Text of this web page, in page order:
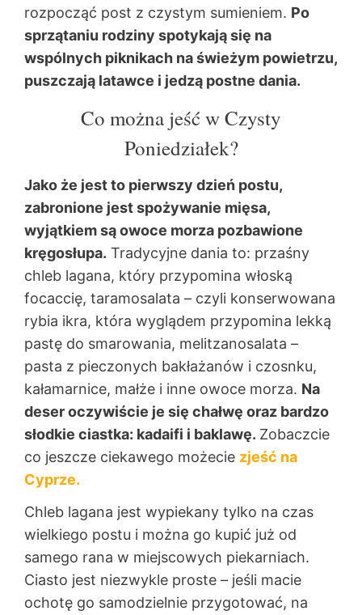
rozpocząć post z czystym sumieniem. Po
sprzątaniu rodziny spotykają się na
wspólnych piknikach na świeżym powietrzu,
puszczają latawce i jedzą postne dania.
Co można jeść w Czysty
Poniedziałek?
Jako że jest to pierwszy dzień postu,
zabronione jest spożywanie mięsa,
wyjątkiem są owoce morza pozbawione
kręgosłupa. Tradycyjne dania to: przaśny
chleb lagana, który przypomina włoską
focaccię, taramosalata – czyli konserwowana
rybia ikra, która wyglądem przypomina lekką
pastę do smarowania, melitzanosalata –
pasta z pieczonych bakłażanów i czosnku,
kałamarnice, małże i inne owoce morza. Na
deser oczywiście je się chałwę oraz bardzo
słodkie ciastka: kadaifi i baklawę. Zobaczcie
co jeszcze ciekawego możecie zjeść na
Cyprze.
Chleb lagana jest wypiekany tylko na czas
wielkiego postu i można go kupić już od
samego rana w miejscowych piekarniach.
Ciasto jest niezwykle proste – jeśli macie
ochotę go samodzielnie przygotować, na